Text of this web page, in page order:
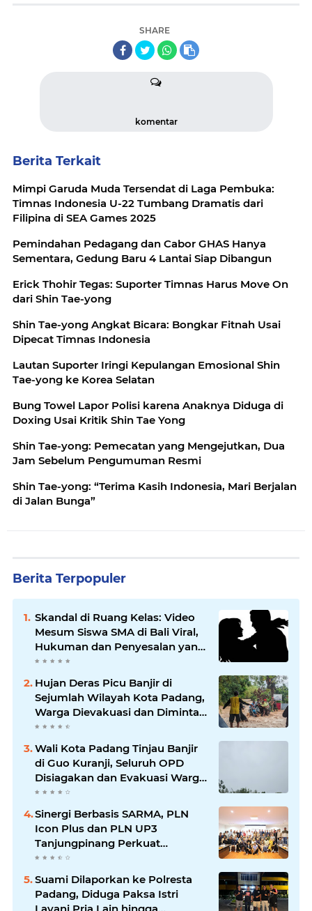
SHARE
komentar
Berita Terkait
Mimpi Garuda Muda Tersendat di Laga Pembuka:
Timnas Indonesia U-22 Tumbang Dramatis dari
Filipina di SEA Games 2025
Pemindahan Pedagang dan Cabor GHAS Hanya
Sementara, Gedung Baru 4 Lantai Siap Dibangun
Erick Thohir Tegas: Suporter Timnas Harus Move On
dari Shin Tae-yong
Shin Tae-yong Angkat Bicara: Bongkar Fitnah Usai
Dipecat Timnas Indonesia
Lautan Suporter Iringi Kepulangan Emosional Shin
Tae-yong ke Korea Selatan
Bung Towel Lapor Polisi karena Anaknya Diduga di
Doxing Usai Kritik Shin Tae Yong
Shin Tae-yong: Pemecatan yang Mengejutkan, Dua
Jam Sebelum Pengumuman Resmi
Shin Tae-yong: “Terima Kasih Indonesia, Mari Berjalan
di Jalan Bunga”
Berita Terpopuler
Skandal di Ruang Kelas: Video
Mesum Siswa SMA di Bali Viral,
Hukuman dan Penyesalan yang
Mengikuti
Hujan Deras Picu Banjir di
Sejumlah Wilayah Kota Padang,
Warga Dievakuasi dan Diminta
Waspada Banjir Susulan
Wali Kota Padang Tinjau Banjir
di Guo Kuranji, Seluruh OPD
Disiagakan dan Evakuasi Warga
Dipercepat
Sinergi Berbasis SARMA, PLN
Icon Plus dan PLN UP3
Tanjungpinang Perkuat
Kolaborasi Strategis
Suami Dilaporkan ke Polresta
Padang, Diduga Paksa Istri